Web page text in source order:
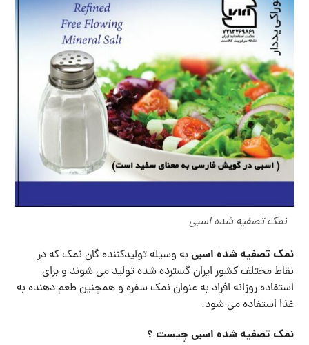
نمک تصفیه شده اسبی
نمک تصفیه شده اسبی به وسیله تولیدکننده گان نمک که در
نقاط مختلف کشور ایران گسترده شده تولید می شوند و برای
استفاده روزانه افراد به عنوان نمک سفره و همچنین طعم دهنده به
غذا استفاده می شود.
نمک تصفیه شده اسبی چیست ؟